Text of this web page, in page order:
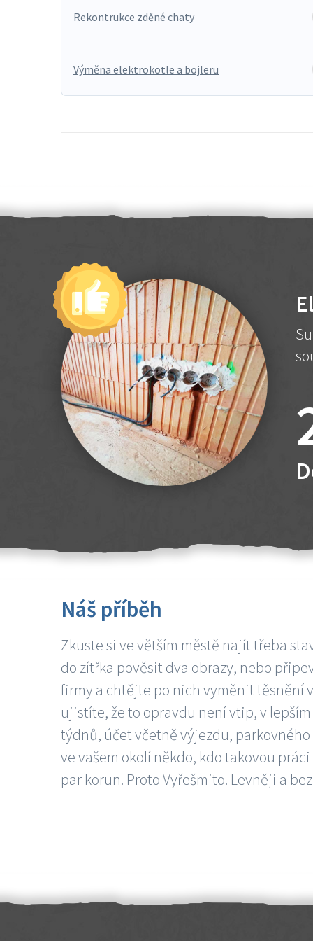
Rekontrukce zděné chaty
Výměna elektrokotle a bojleru
Náš příběh
Zkuste si ve větším městě najít třeba
do zítřka pověsit dva obrazy, nebo
firmy a chtějte po nich vyměnit těsnění
ujistíte, že to opravdu není vtip, v
týdnů, účet včetně výjezdu,
ve vašem okolí někdo, kdo takovou
par korun. Proto Vyřešmito. Levněji a